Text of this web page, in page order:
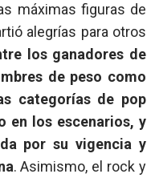
máximas figuras de
alegrías para otros
los ganadores de
de peso como
categorías de pop
en los escenarios, y
por su vigencia y
. Asimismo, el rock y